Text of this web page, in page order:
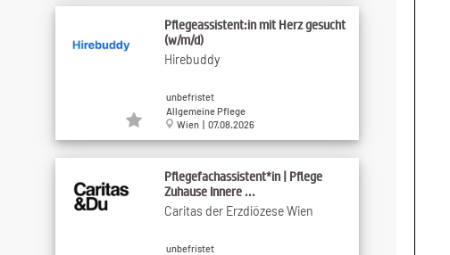
Pflegeassistent:in mit Herz gesucht
(w/m/d)
Hirebuddy
unbefristet
Allgemeine Pflege
Wien | 07.08.2026
Pflegefachassistent*in | Pflege
Zuhause Innere ...
Caritas der Erzdiözese Wien
unbefristet